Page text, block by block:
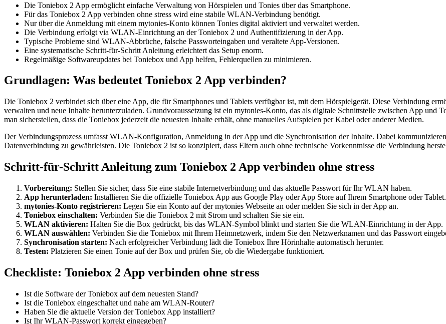
Die Toniebox 2 App ermöglicht einfache Verwaltung von Hörspielen und Tonies über das Smartphone.
Für das Toniebox 2 App verbinden ohne stress wird eine stabile WLAN-Verbindung benötigt.
Nur über die Anmeldung mit einem mytonies-Konto können Tonies digital aktiviert und verwaltet werden.
Die Verbindung erfolgt via WLAN-Einrichtung an der Toniebox 2 und Authentifizierung in der App.
Typische Probleme sind WLAN-Abbrüche, falsche Passworteingaben und veraltete App-Versionen.
Eine systematische Schritt-für-Schritt Anleitung erleichtert das Setup enorm.
Regelmäßige Softwareupdates bei Toniebox und App helfen, Fehlerquellen zu minimieren.
Grundlagen: Was bedeutet Toniebox 2 App verbinden?
Die Toniebox 2 verbindet sich über eine App, die für Smartphones und Tablets verfügbar ist, mit dem Hörspielgerät. Diese Verbindung
verwalten und neue Inhalte herunterzuladen. Grundvoraussetzung ist ein mytonies-Konto, das als digitale Schnittstelle zwischen App und
man sicherstellen, dass die Toniebox jederzeit die neuesten Inhalte erhält, ohne manuelles Aufspielen per Kabel oder anderer Medien.
Der Verbindungsprozess umfasst WLAN-Konfiguration, Anmeldung in der App und die Synchronisation der Inhalte. Dabei
Datenverbindung zu gewährleisten. Die Toniebox 2 ist so konzipiert, dass Eltern auch ohne technische Vorkenntnisse die Verbindung
Schritt-für-Schritt Anleitung zum Toniebox 2 App verbinden ohne stress
Vorbereitung: Stellen Sie sicher, dass Sie eine stabile Internetverbindung und das aktuelle Passwort für Ihr WLAN haben.
App herunterladen: Installieren Sie die offizielle Toniebox App aus Google Play oder App Store auf Ihrem Smartphone oder Tablet.
mytonies-Konto registrieren: Legen Sie ein Konto auf der mytonies Webseite an oder melden Sie sich in der App an.
Toniebox einschalten: Verbinden Sie die Toniebox 2 mit Strom und schalten Sie sie ein.
WLAN aktivieren: Halten Sie die Box gedrückt, bis das WLAN-Symbol blinkt und starten Sie die WLAN-Einrichtung in der App.
WLAN auswählen: Verbinden Sie die Toniebox mit Ihrem Heimnetzwerk, indem Sie den Netzwerknamen und das Passwort
Synchronisation starten: Nach erfolgreicher Verbindung lädt die Toniebox Ihre Hörinhalte automatisch herunter.
Testen: Platzieren Sie einen Tonie auf der Box und prüfen Sie, ob die Wiedergabe funktioniert.
Checkliste: Toniebox 2 App verbinden ohne stress
Ist die Software der Toniebox auf dem neuesten Stand?
Ist die Toniebox eingeschaltet und nahe am WLAN-Router?
Haben Sie die aktuelle Version der Toniebox App installiert?
Ist Ihr WLAN-Passwort korrekt eingegeben?